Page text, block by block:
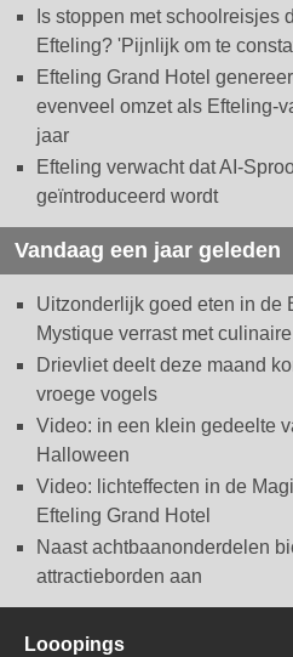
Is stoppen met schoolreisjes
Efteling? 'Pijnlijk om te
Efteling Grand Hotel
evenveel omzet als Efteling-
jaar
Efteling verwacht dat AI-
geïntroduceerd wordt
Vandaag een jaar geleden
Uitzonderlijk goed eten in de
Mystique verrast met
Drievliet deelt deze maand
vroege vogels
Video: in een klein gedeelte
Halloween
Video: lichteffecten in de
Efteling Grand Hotel
Naast achtbaanonderdelen
attractieborden aan
Looopings